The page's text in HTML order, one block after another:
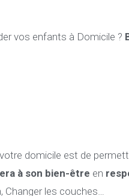
vos enfants à Domicile ?
votre domicile est de
à son bien-être en
Changer les couches…